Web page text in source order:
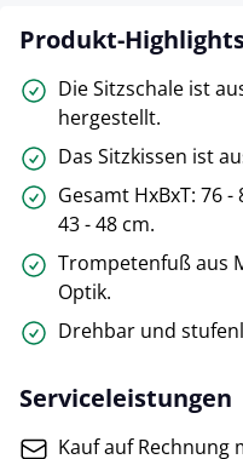
Produkt-
Die Sitzschale ist
hergestellt.
Das Sitzkissen ist
Gesamt HxBxT: 76 -
43 - 48 cm.
Trompetenfuß aus
Optik.
Drehbar und
Serviceleistungen
Kauf auf Rechnung